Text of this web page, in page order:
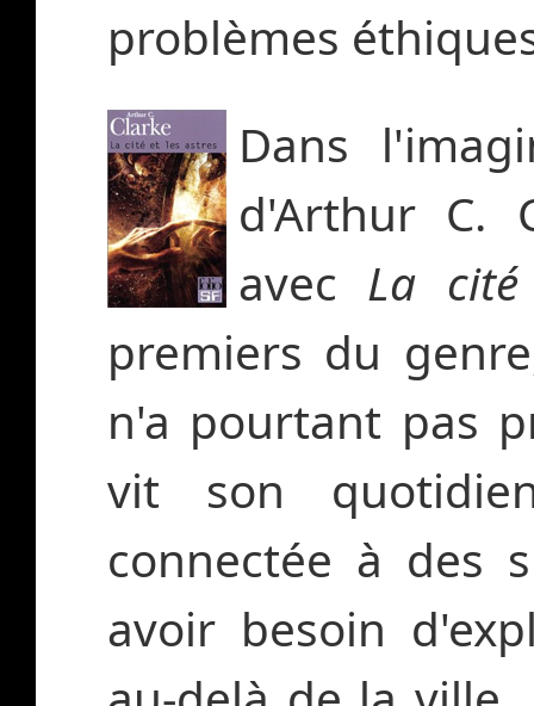
problèmes
Dans
d'Arthur C.
avec La
premiers du
n'a pourtant pas
vit son
connectée à des
avoir besoin